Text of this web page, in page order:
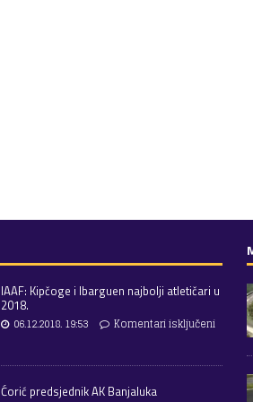
IAAF: Kipčoge i Ibarguen najbolji atletičari u
2018.
06.12.2018. 19:53
Komentari isključeni
Ćorić predsjednik AK Banjaluka